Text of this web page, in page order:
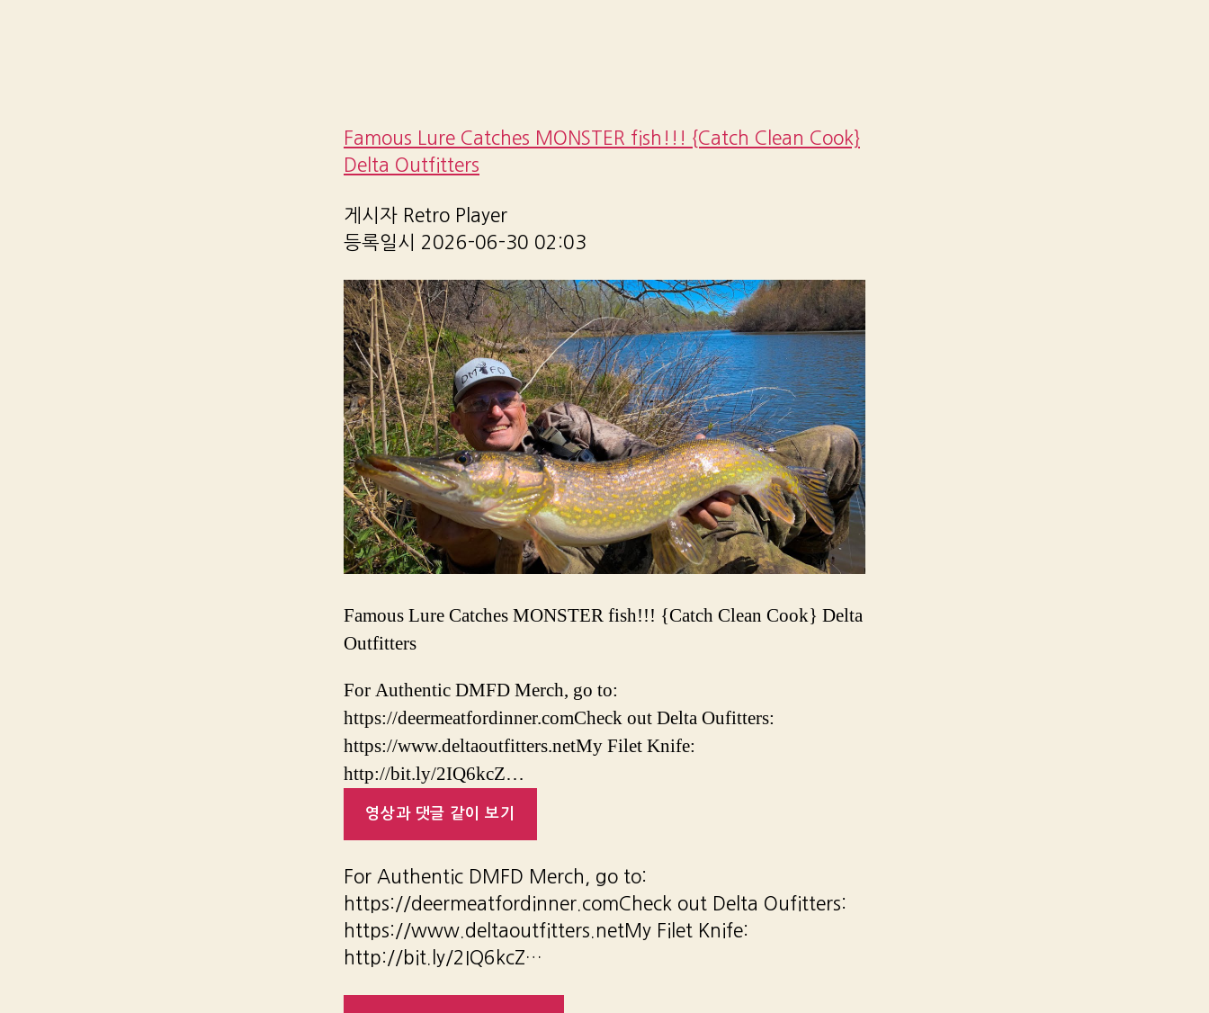
Famous Lure Catches MONSTER fish!!! {Catch Clean Cook}
Delta Outfitters
게시자 Retro Player
등록일시 2026-06-30 02:03
Famous Lure Catches MONSTER fish!!! {Catch Clean Cook} Delta
Outfitters
For Authentic DMFD Merch, go to:
https://deermeatfordinner.comCheck out Delta Oufitters:
https://www.deltaoutfitters.netMy Filet Knife:
http://bit.ly/2IQ6kcZ…
영상과 댓글 같이 보기
For Authentic DMFD Merch, go to:
https://deermeatfordinner.comCheck out Delta Oufitters:
https://www.deltaoutfitters.netMy Filet Knife:
http://bit.ly/2IQ6kcZ…